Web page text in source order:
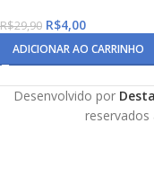
R$29,90 R$4,00
ADICIONAR AO CARRINHO
Desenvolvido por
reservados